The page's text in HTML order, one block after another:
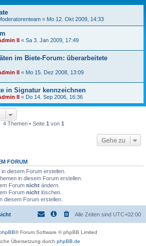
« Mo 12. Okt 2009, 14:33
II « Sa 3. Jan 2009, 17:49
im Biete-Forum: überarbeitete
II « Mo 15. Dez 2008, 13:09
in Signatur kennzeichnen
II « Do 14. Sep 2006, 16:36
4 Themen • Seite 1 von 1
Gehe zu
FORUM
diesem Forum erstellen.
in diesem Forum erstellen.
Forum nicht ändern.
Forum nicht löschen.
diesem Forum erstellen.
Alle Zeiten sind UTC+02:00
® Forum Software © phpBB Limited
Übersetzung durch phpBB.de